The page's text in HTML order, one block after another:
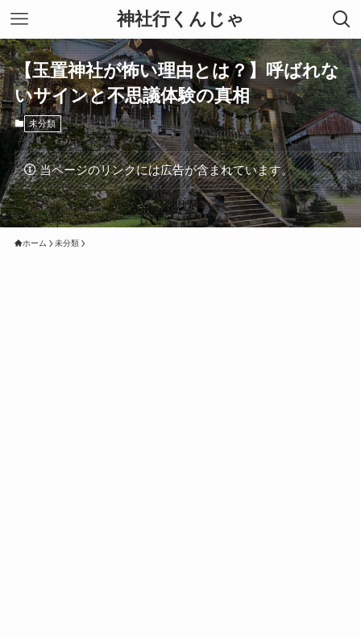
神社行くんじゃ
【玉置神社が怖い理由とは？】呼ばれな
いサインと不思議体験の真相
未分類
当ページのリンクには広告が含まれています。
ホーム 未分類